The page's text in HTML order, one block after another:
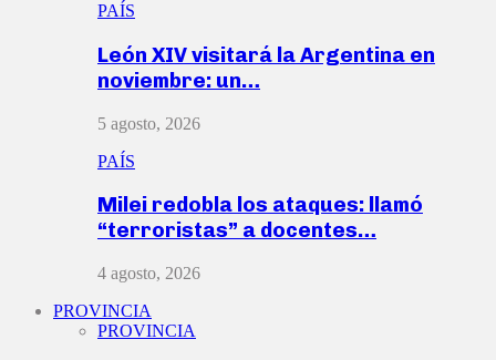
PAÍS
León XIV visitará la Argentina en
noviembre: un…
5 agosto, 2026
PAÍS
Milei redobla los ataques: llamó
“terroristas” a docentes…
4 agosto, 2026
PROVINCIA
PROVINCIA